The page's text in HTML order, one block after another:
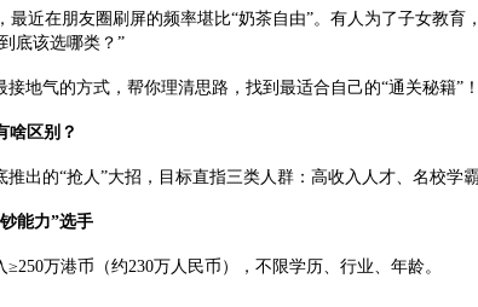
最近在朋友圈刷屏的频率堪比“奶茶自由”。有人为了子女教
底该选哪类？”
气的方式，帮你理清思路，找到最适合自己的“通关秘籍”！
区别？
的“抢人”大招，目标直指三类人群：高收入人才、名校学
能力”选手
万港币（约230万人民币），不限学历、行业、年龄。